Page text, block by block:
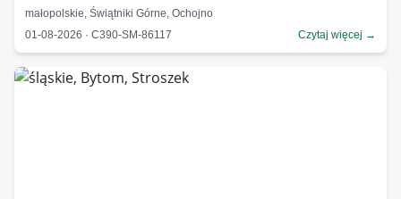
małopolskie, Świątniki Górne, Ochojno
01-08-2026 · C390-SM-86117
Czytaj więcej →